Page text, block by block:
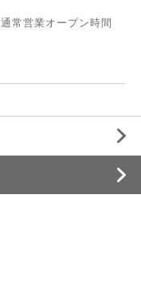
常営業オープン時間